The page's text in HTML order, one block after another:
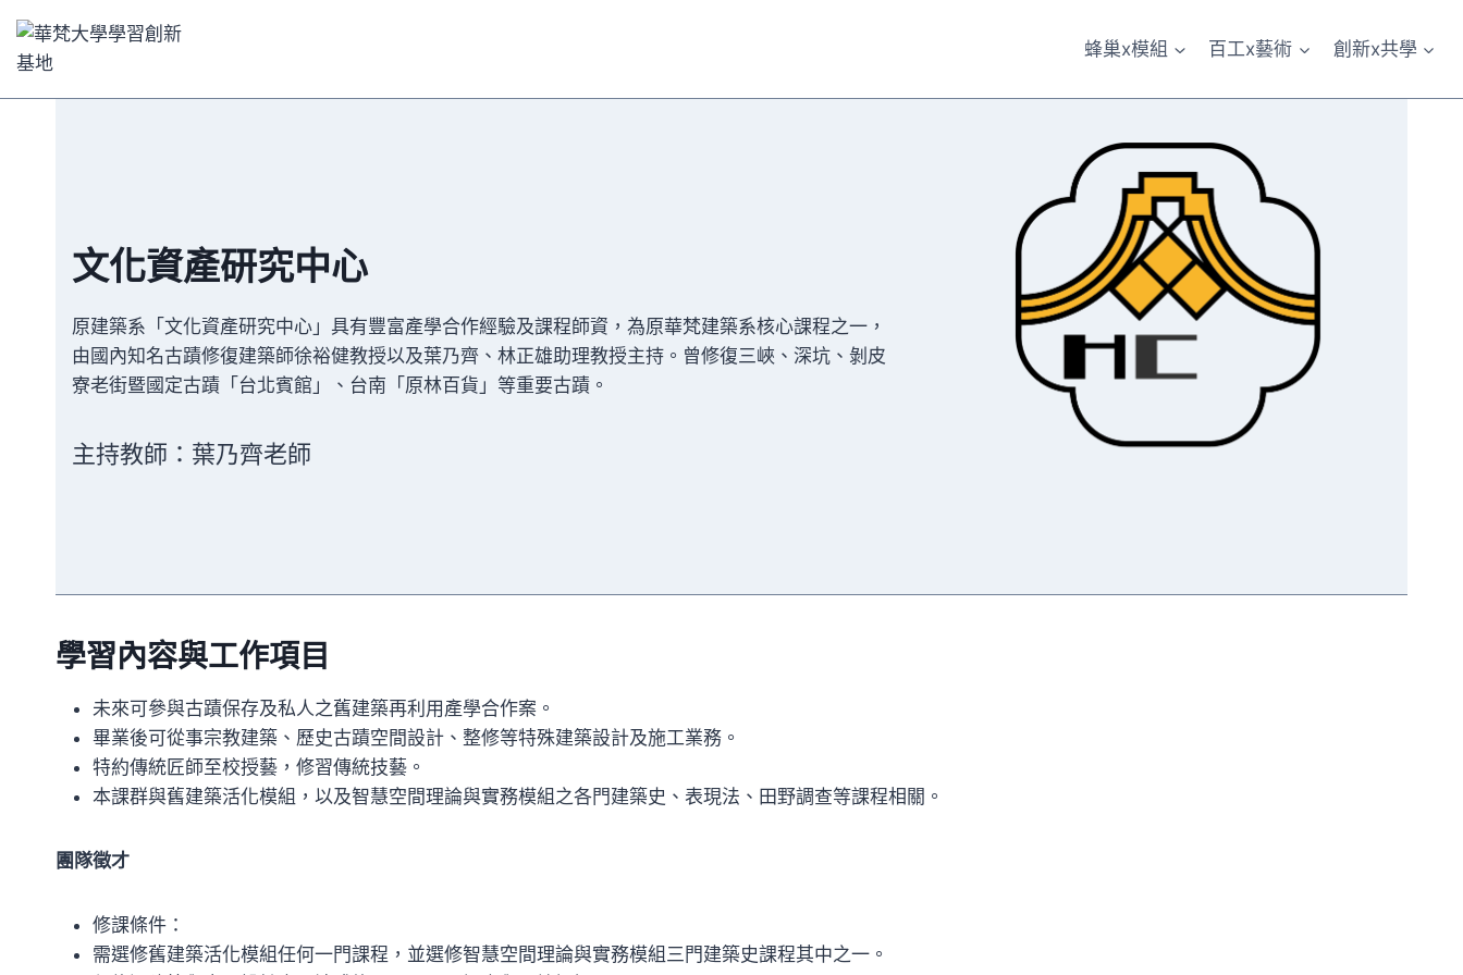
content
蜂巢x模組 百工x藝術 創新x共學
文化資產研究中心
原建築系「文化資產研究中心」具有豐富產學合作經驗及課程師資，為原華梵建築系核心課程之一，
由國內知名古蹟修復建築師徐裕健教授以及葉乃齊、林正雄助理教授主持。曾修復三峽、深坑、剝皮
寮老街暨國定古蹟「台北賓館」、台南「原林百貨」等重要古蹟。
主持教師：葉乃齊老師
學習內容與工作項目
未來可參與古蹟保存及私人之舊建築再利用產學合作案。
畢業後可從事宗教建築、歷史古蹟空間設計、整修等特殊建築設計及施工業務。
特約傳統匠師至校授藝，修習傳統技藝。
本課群與舊建築活化模組，以及智慧空間理論與實務模組之各門建築史、表現法、田野調查等課程相關。
團隊徵才
修課條件：
需選修舊建築活化模組任何一門課程，並選修智慧空間理論與實務模組三門建築史課程其中之一。